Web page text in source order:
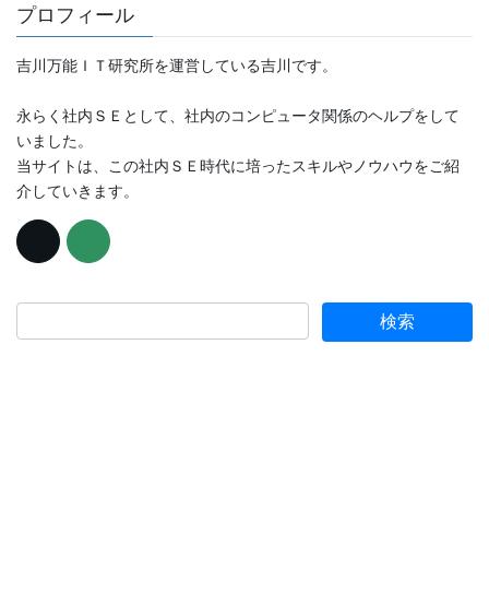
プロフィール
吉川万能ＩＴ研究所を運営している吉川です。
永らく社内ＳＥとして、社内のコンピュータ関係のヘルプをして
いました。
当サイトは、この社内ＳＥ時代に培ったスキルやノウハウをご紹
介していきます。